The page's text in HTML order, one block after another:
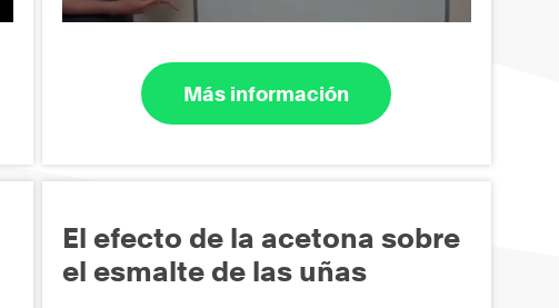
Más información
El efecto de la acetona sobre
el esmalte de las uñas